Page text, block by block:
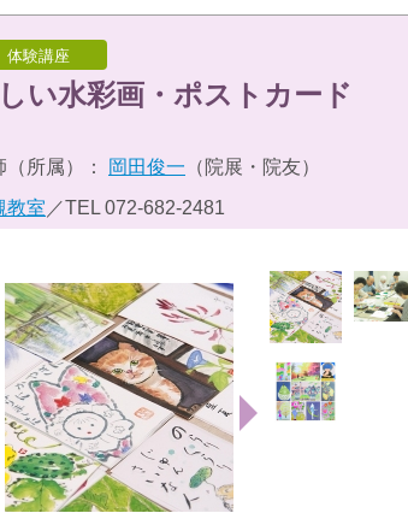
体験講座
い水彩画・ポストカード
（所属）： 岡田俊一 （院展・院友）
教室 ／TEL 072-682-2481